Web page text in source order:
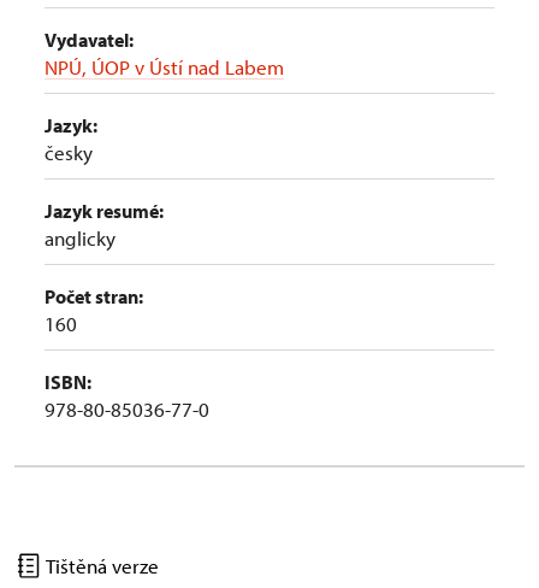
Vydavatel:
NPÚ, ÚOP v Ústí nad Labem
Jazyk:
česky
Jazyk resumé:
anglicky
Počet stran:
160
ISBN:
978-80-85036-77-0
Tištěná verze